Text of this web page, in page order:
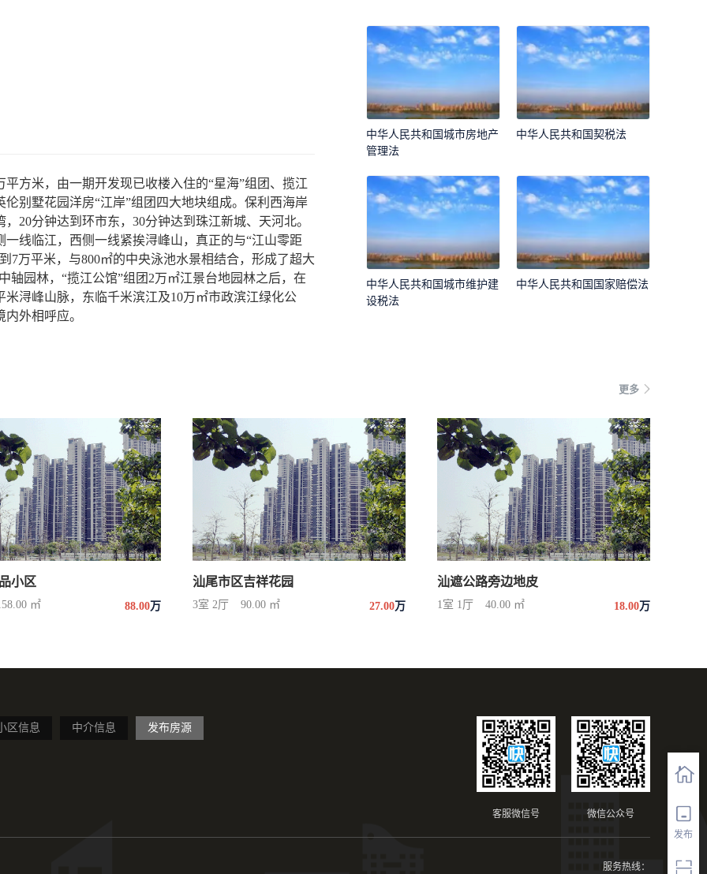
发布
方米，由一期开发现已收楼入住的“星海”组团、揽江
别墅花园洋房“江岸”组团四大地块组成。保利西海岸
20分钟达到环市东，30分钟达到珠江新城、天河北。
线临江，西侧一线紧挨浔峰山，真正的与“江山零距
7万平米，与800㎡的中央泳池水景相结合，形成了超大
轴园林，“揽江公馆”组团2万㎡江景台地园林之后，在
浔峰山脉，东临千米滨江及10万㎡市政滨江绿化公
外相呼应。
中华人民共和国城市房地产
管理法
中华人民共和国契税法
中华人民共和国城市维护建
设税法
中华人民共和国国家赔偿法
更多
小区
㎡ 88.00万
汕尾市区吉祥花园
3室 2厅 90.00 ㎡ 27.00万
汕遮公路旁边地皮
1室 1厅 40.00 ㎡ 18.00万
区信息 中介信息 发布房源
微信公众号
客服微信号
服务热线：